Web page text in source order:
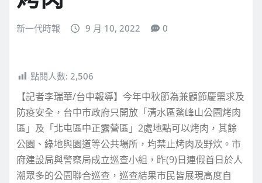
新一代時報 9 月 10, 2022 0
點閱人數: 2,506
【記者李瑞華/台中報導】今年中秋節為兼顧節慶需求及
防疫安全，台中市政府只開放「清水區鰲峰山公園烤肉
區」及「北屯區中正露營區」2處地點可以烤肉，其餘
公園、綠地與園道等公共場所，均禁止烤肉及野炊。市
府建設局與警察局成立巡查小組，昨(9)日連假首日於人
潮眾多的公園聯合巡查，巡查結果市民皆展現高度自